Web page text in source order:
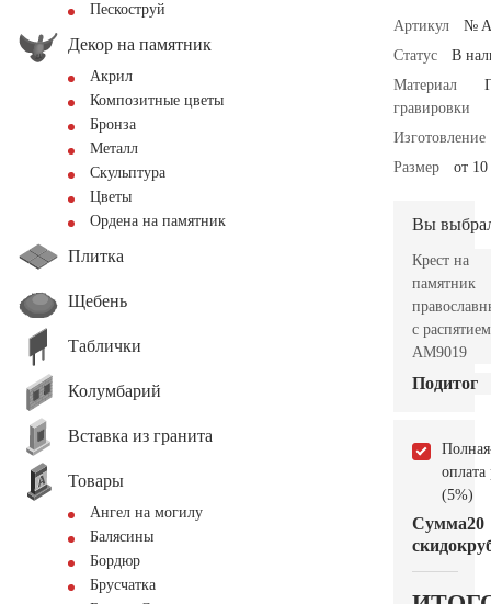
Пескоструй
Декор на памятник
Акрил
Композитные цветы
Бронза
Металл
Скульптура
Цветы
Ордена на памятник
Плитка
Щебень
Таблички
Колумбарий
Вставка из гранита
Товары
Ангел на могилу
Балясины
Бордюр
Брусчатка
Артикул
№
Статус
В
Материал
гравировки
Изготовление
Размер
от
Вы
Крест на
памятник
с распятием
AM9019
Подитог
Полная
оплата
(5%)
Сумма
скидок
20